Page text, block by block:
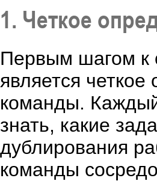
1. Четкое
Первым шагом к
является
команды.
знать, какие
дублирования
команды